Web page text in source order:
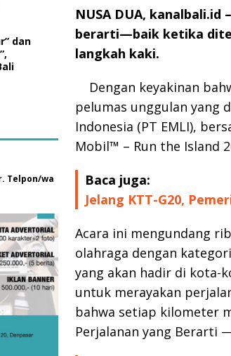
NUSA DUA,
berarti—baik ketika
langkah kaki.
Dengan keyakinan
pelumas unggulan yang
Indonesia (PT EMLI),
Mobil™ – Run the Island
Baca juga:
Jelang KTT-G20,
Acara ini mengundang
olahraga dengan
yang akan hadir di kota-
untuk merayakan
bahwa setiap kilometer
Perjalanan yang Berarti
dan
Telpon/wa